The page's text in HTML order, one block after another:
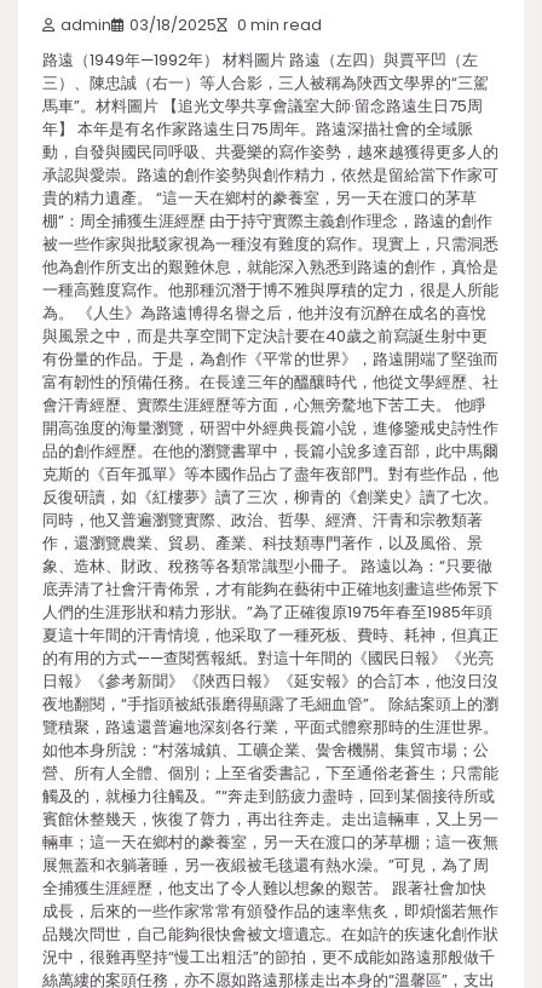
admin 03/18/2025 0 min read
路遠（1949年—1992年） 材料圖片 路遠（左四）與賈平凹（左
三）、陳忠誠（右一）等人合影，三人被稱為陜西文學界的“三駕
馬車”。材料圖片 【追光文學共享會議室大師·留念路遠生日75周
年】 本年是有名作家路遠生日75周年。路遠深描社會的全域脈
動，自發與國民同呼吸、共憂樂的寫作姿勢，越來越獲得更多人的
承認與愛崇。路遠的創作姿勢與創作精力，依然是留給當下作家可
貴的精力遺產。 “這一天在鄉村的豢養室，另一天在渡口的茅草
棚”：周全捕獲生涯經歷 由于持守實際主義創作理念，路遠的創作
被一些作家與批駁家視為一種沒有難度的寫作。現實上，只需洞悉
他為創作所支出的艱難休息，就能深入熟悉到路遠的創作，真恰是
一種高難度寫作。他那種沉潛于博不雅與厚積的定力，很是人所能
為。 《人生》為路遠博得名譽之后，他并沒有沉醉在成名的喜悅
與風景之中，而是共享空間下定決計要在40歲之前寫誕生射中更
有份量的作品。于是，為創作《平常的世界》，路遠開端了堅強而
富有韌性的預備任務。在長達三年的醞釀時代，他從文學經歷、社
會汗青經歷、實際生涯經歷等方面，心無旁騖地下苦工夫。 他睜
開高強度的海量瀏覽，研習中外經典長篇小說，進修鑒戒史詩性作
品的創作經歷。在他的瀏覽書單中，長篇小說多達百部，此中馬爾
克斯的《百年孤單》等本國作品占了盡年夜部門。對有些作品，他
反復研讀，如《紅樓夢》讀了三次，柳青的《創業史》讀了七次。
同時，他又普遍瀏覽實際、政治、哲學、經濟、汗青和宗教類著
作，還瀏覽農業、貿易、產業、科技類專門著作，以及風俗、景
象、造林、財政、稅務等各類常識型小冊子。 路遠以為：“只要徹
底弄清了社會汗青佈景，才有能夠在藝術中正確地刻畫這些佈景下
人們的生涯形狀和精力形狀。”為了正確復原1975年春至1985年頭
夏這十年間的汗青情境，他采取了一種死板、費時、耗神，但真正
的有用的方式——查閱舊報紙。對這十年間的《國民日報》《光亮
日報》《參考新聞》《陜西日報》《延安報》的合訂本，他沒日沒
夜地翻閱，“手指頭被紙張磨得顯露了毛細血管”。 除結案頭上的瀏
覽積聚，路遠還普遍地深刻各行業，平面式體察那時的生涯世界。
如他本身所說：“村落城鎮、工礦企業、黌舍機關、集貿市場；公
營、所有人全體、個別；上至省委書記，下至通俗老蒼生；只需能
觸及的，就極力往觸及。”“奔走到筋疲力盡時，回到某個接待所或
賓館休整幾天，恢復了膂力，再出往奔走。走出這輛車，又上另一
輛車；這一天在鄉村的豢養室，另一天在渡口的茅草棚；這一夜無
展無蓋和衣躺著睡，另一夜緞被毛毯還有熱水澡。”可見，為了周
全捕獲生涯經歷，他支出了令人難以想象的艱苦。 跟著社會加快
成長，后來的一些作家常常有頒發作品的速率焦炙，即煩惱若無作
品幾次問世，自己能夠很快會被文壇遺忘。在如許的疾速化創作狀
況中，很難再堅持“慢工出粗活”的節拍，更不成能如路遠那般做千
絲萬縷的案頭任務，亦不愿如路遠那樣走出本身的“溫馨區”，支出